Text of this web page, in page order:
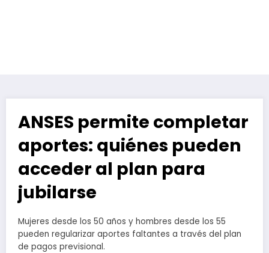
ANSES permite completar
aportes: quiénes pueden
acceder al plan para
jubilarse
Mujeres desde los 50 años y hombres desde los 55
pueden regularizar aportes faltantes a través del plan
de pagos previsional.